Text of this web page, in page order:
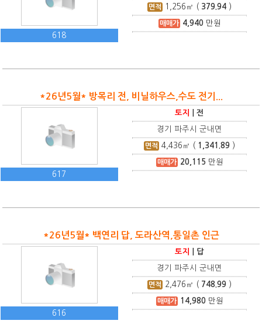
618
면적 1,256 ㎡ ( 379.94 )
매매가 4,940만원
*26년5월* 방목리 전, 비닐하우스,수도 전기...
617
토지 |전
경기 파주시 군내면
면적 4,436 ㎡ ( 1,341.89 )
매매가 20,115 만원
*26년5월* 백연리 답, 도라산역,통일촌 인근
616
토지 답
경기 파주시 군내면
면적 2,476 ㎡ ( 748.99 )
매매가 14,980만원